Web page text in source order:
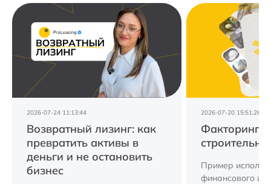
2026-07-24 11:13:44
Возвратный лизинг: как
превратить активы в
деньги и не остановить
бизнес
2026-07-20 15:51:26
Факторинг
Пример
финансового